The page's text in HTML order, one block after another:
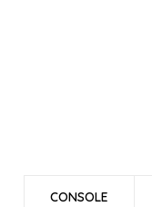
CONSOLE